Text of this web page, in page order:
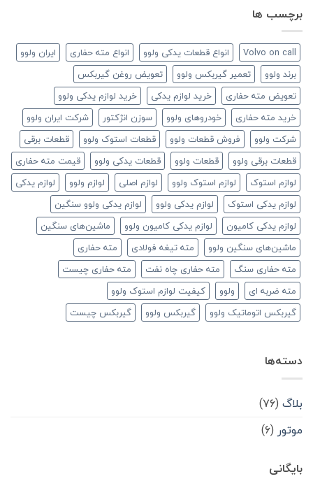
برچسب ها
Volvo on call انواع قطعات یدکی ولوو انواع مته حفاری
ایران ولوو
برند ولوو
تعمیر گیربکس ولوو
تعویض روغن گیربکس
تعویض مته حفاری
خرید لوازم یدکی
خرید لوازم یدکی ولوو
خرید مته حفاری
خودروهای ولوو سوزن انژکتور
شرکت ایران ولوو
شرکت ولوو
فروش قطعات ولوو قطعات استوک ولوو
قطعات برقی
قطعات برقی ولوو
قطعات ولوو قطعات یدکی ولوو
قیمت مته حفاری
لوازم استوک
لوازم استوک ولوو لوازم اصلی لوازم ولوو
لوازم یدکی
لوازم یدکی استوک
لوازم یدکی ولوو
لوازم یدکی ولوو سنگین
لوازم یدکی کامیون
لوازم یدکی کامیون ولوو
ماشین‌های سنگین
ماشین‌های سنگین ولوو
مته تیغه فولادی
مته حفاری
مته حفاری سنگ
مته حفاری چاه نفت
مته حفاری چیست
مته ضربه ای
ولوو
کیفیت لوازم استوک ولوو
گیربکس اتوماتیک ولوو
گیربکس ولوو گیربکس چیست
دسته‌ها
بلاگ (۷۶)
موتور (۶)
بایگانی